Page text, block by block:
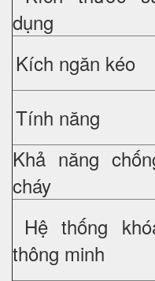
dụng
Kích ngăn kéo
Tính năng
Khả năng
cháy
Hệ thống
thông minh